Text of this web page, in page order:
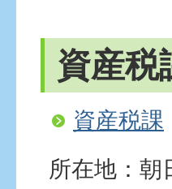
資産税
資産税課
所在地：朝